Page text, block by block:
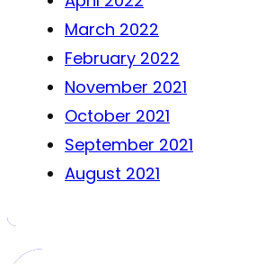
March 2022
February 2022
November 2021
October 2021
September 2021
August 2021